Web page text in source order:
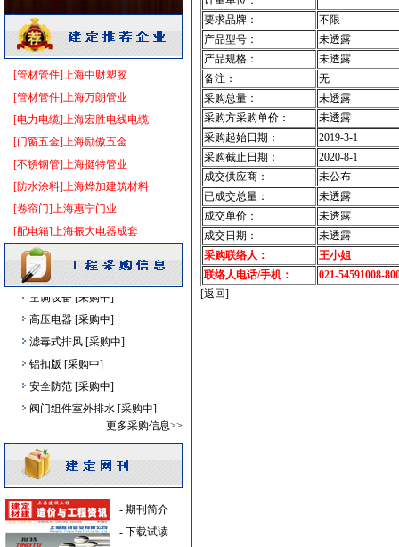
[管材管件]上海中财塑胶
[管材管件]上海万朗管业
[电力电缆]上海宏胜电线电缆
[门窗五金]上海励傲五金
[不锈钢管]上海挺特管业
[防水涂料]上海烨加建筑材料
[卷帘门]上海惠宁门业
[配电箱]上海振大电器成套
阀门组件
卫浴洁具
装饰石材 [采购中]
石材木材 [采购中]
灯盘 [采购中]
水泵 [采购中]
消防器材 [采购中]
安全防范 [采购中]
稳压泵 [采购中]
防水防腐 [采购中]
变配电 [采购中]
空调设备 [采购中]
高压电器 [采购中]
滤毒式排风 [采购中]
铝扣版 [采购中]
安全防范 [采购中]
阀门组件室外排水 [采购中]
[采购中]
内外墙装饰材料 [采购中]
门窗玻璃 [采购中]
泵房 [采购中]
室内装修
[采购中]
更多采购信息>>
- 期刊简介
- 下载试读
要求品牌：
不限
产品型号：
未透露
产品规格：
未透露
备注：
无
采购总量：
未透露
采购方采购单价：
未透露
采购起始日期：
2019-3-1
采购截止日期：
2020-8-1
成交供应商：
未公布
已成交总量：
未透露
成交单价：
未透露
成交日期：
未透露
采购联络人：
王小姐
联络人电话/手机：
021-54591008-
[返回]